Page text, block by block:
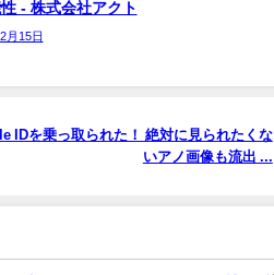
- 株式会社アクト
月15日
IDを乗っ取られた！ 絶対に見られたくな
いアノ画像も流出 ...